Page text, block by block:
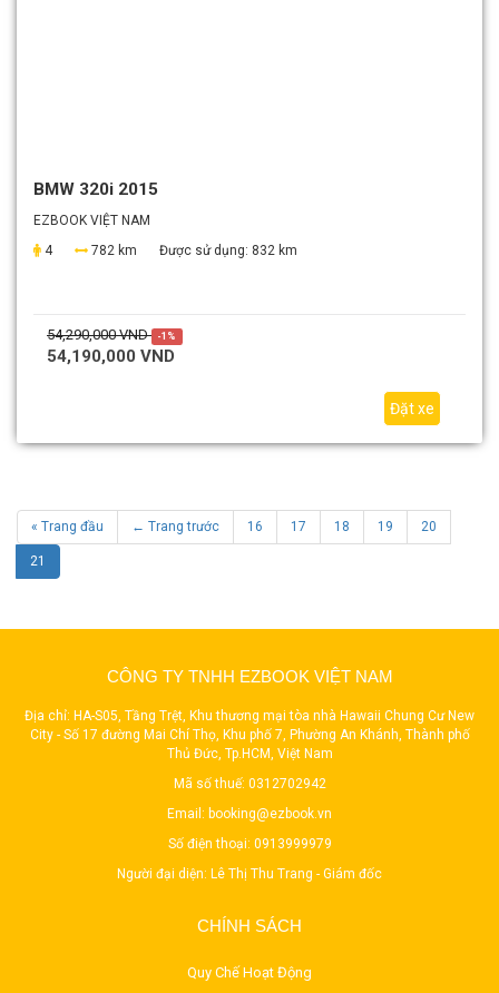
BMW 320i 2015
EZBOOK VIỆT NAM
4
782 km Được sử dụng: 832 km
54,290,000 VND -1%
54,190,000 VND
Đặt xe
« Trang đầu ← Trang trước 16 17 18 19 20
21
CÔNG TY TNHH EZBOOK VIỆT NAM
Địa chỉ: HA-S05, Tầng Trệt, Khu thương mại tòa nhà Hawaii Chung Cư New
City - Số 17 đường Mai Chí Thọ, Khu phố 7, Phường An Khánh, Thành phố
Thủ Đức, Tp.HCM, Việt Nam
Mã số thuế: 0312702942
Email: booking@ezbook.vn
Số điện thoại: 0913999979
Người đại diện: Lê Thị Thu Trang - Giám đốc
CHÍNH SÁCH
Quy Chế Hoạt Động